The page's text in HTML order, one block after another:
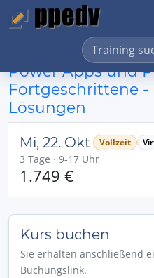
Power Apps und
Fortgeschrittene -
Lösungen
Mi, 22. Okt Vollzeit
3 Tage · 9-17 Uhr
1.749 €
Kurs buchen
Sie erhalten anschließend
Buchungslink.